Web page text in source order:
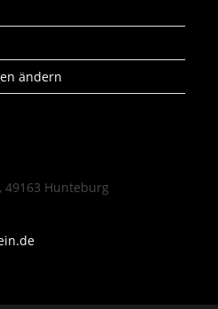
ändern
49163 Hunteburg